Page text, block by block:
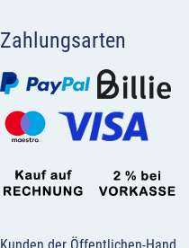
Zahlungsarten